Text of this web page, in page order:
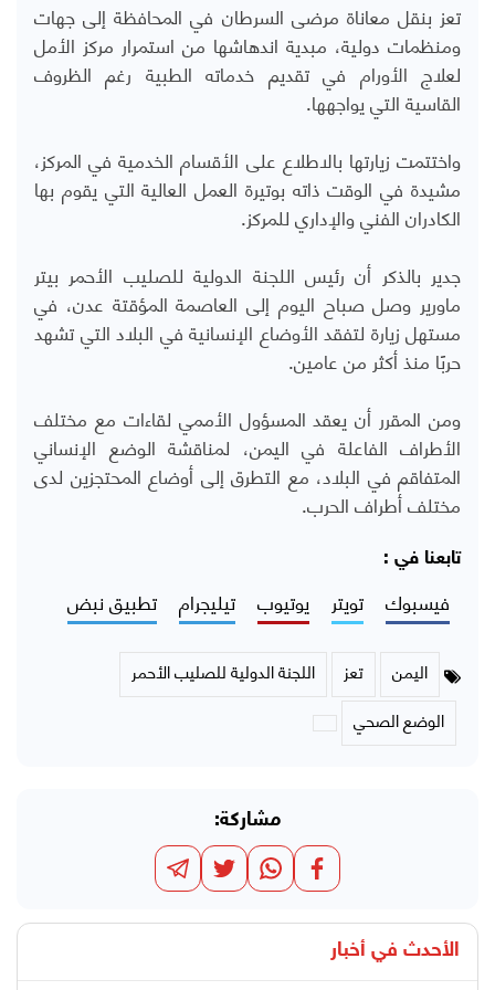
تعز بنقل معاناة مرضى السرطان في المحافظة إلى جهات
ومنظمات دولية، مبدية اندهاشها من استمرار مركز الأمل
لعلاج الأورام في تقديم خدماته الطبية رغم الظروف
القاسية التي يواجهها.
واختتمت زيارتها بالاطلاع على الأقسام الخدمية في المركز،
مشيدة في الوقت ذاته بوتيرة العمل العالية التي يقوم بها
الكادران الفني والإداري للمركز.
جدير بالذكر أن رئيس اللجنة الدولية للصليب الأحمر بيتر
ماورير وصل صباح اليوم إلى العاصمة المؤقتة عدن، في
مستهل زيارة لتفقد الأوضاع الإنسانية في البلاد التي تشهد
حربًا منذ أكثر من عامين.
ومن المقرر أن يعقد المسؤول الأممي لقاءات مع مختلف
الأطراف الفاعلة في اليمن، لمناقشة الوضع الإنساني
المتفاقم في البلاد، مع التطرق إلى أوضاع المحتجزين لدى
مختلف أطراف الحرب.
تابعنا في :
فيسبوك تويتر يوتيوب تيليجرام تطبيق نبض
اليمن تعز
اللجنة الدولية للصليب الأحمر
الوضع الصحي
مشاركة:
الأحدث في أخبار